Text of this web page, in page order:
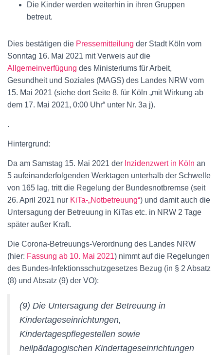
Die Kinder werden weiterhin in ihren Gruppen
betreut.
Dies bestätigen die Pressemitteilung der Stadt Köln vom
Sonntag 16. Mai 2021 mit Verweis auf die
Allgemeinverfügung des Ministeriums für Arbeit,
Gesundheit und Soziales (MAGS) des Landes NRW vom
15. Mai 2021 (siehe dort Seite 8, für Köln „mit Wirkung ab
dem 17. Mai 2021, 0:00 Uhr“ unter Nr. 3a j).
.
Hintergrund:
Da am Samstag 15. Mai 2021 der Inzidenzwert in Köln an
5 aufeinanderfolgenden Werktagen unterhalb der Schwelle
von 165 lag, tritt die Regelung der Bundesnotbremse (seit
26. April 2021 nur KiTa-„Notbetreuung“) und damit auch die
Untersagung der Betreuung in KiTas etc. in NRW 2 Tage
später außer Kraft.
Die Corona-Betreuungs-Verordnung des Landes NRW
(hier: Fassung ab 10. Mai 2021) nimmt auf die Regelungen
des Bundes-Infektionsschutzgesetzes Bezug (in § 2 Absatz
(8) und Absatz (9) der VO):
(9) Die Untersagung der Betreuung in
Kindertageseinrichtungen,
Kindertagespflegestellen sowie
heilpädagogischen Kindertageseinrichtungen